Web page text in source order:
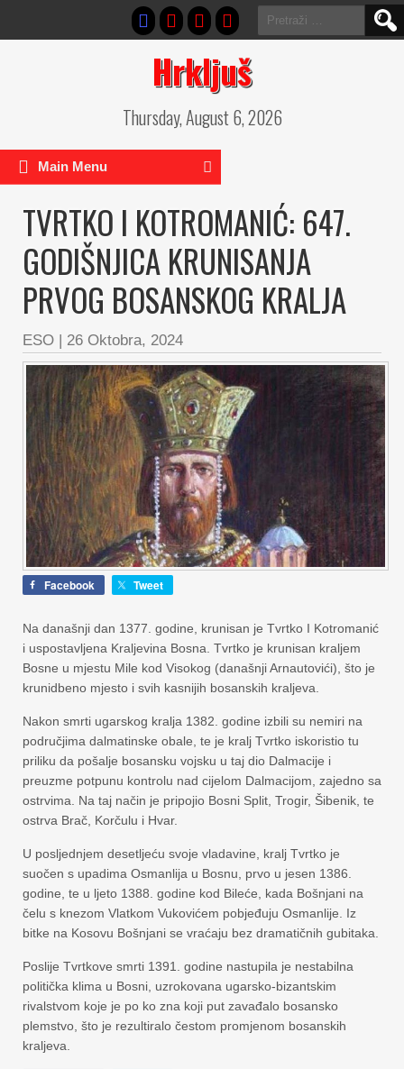
Pretraga:
Hrkljuš
Thursday, August 6, 2026
Main Menu
TVRTKO I KOTROMANIĆ: 647.
GODIŠNJICA KRUNISANJA
PRVOG BOSANSKOG KRALJA
ESO | 26 Oktobra, 2024
Facebook Tweet
Na današnji dan 1377. godine, krunisan je Tvrtko I Kotromanić
i uspostavljena Kraljevina Bosna. Tvrtko je krunisan kraljem
Bosne u mjestu Mile kod Visokog (današnji Arnautovići), što je
krunidbeno mjesto i svih kasnijih bosanskih kraljeva.
Nakon smrti ugarskog kralja 1382. godine izbili su nemiri na
područjima dalmatinske obale, te je kralj Tvrtko iskoristio tu
priliku da pošalje bosansku vojsku u taj dio Dalmacije i
preuzme potpunu kontrolu nad cijelom Dalmacijom, zajedno sa
ostrvima. Na taj način je pripojio Bosni Split, Trogir, Šibenik, te
ostrva Brač, Korčulu i Hvar.
U posljednjem desetljeću svoje vladavine, kralj Tvrtko je
suočen s upadima Osmanlija u Bosnu, prvo u jesen 1386.
godine, te u ljeto 1388. godine kod Bileće, kada Bošnjani na
čelu s knezom Vlatkom Vukovićem pobjeđuju Osmanlije. Iz
bitke na Kosovu Bošnjani se vraćaju bez dramatičnih gubitaka.
Poslije Tvrtkove smrti 1391. godine nastupila je nestabilna
politička klima u Bosni, uzrokovana ugarsko-bizantskim
rivalstvom koje je po ko zna koji put zavađalo bosansko
plemstvo, što je rezultiralo čestom promjenom bosanskih
kraljeva.